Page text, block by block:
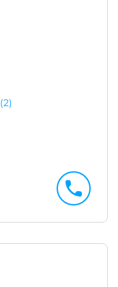
(2)